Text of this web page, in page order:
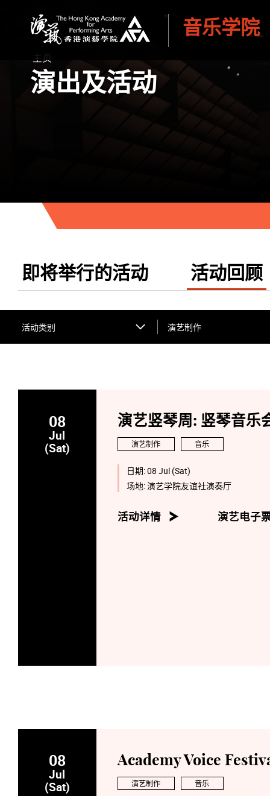
音乐学院
主页
演出及活动
即将举行的活动 活动回顾
活动类别 演艺制作
08
Jul
(Sat)
演艺竖琴周: 竖琴音乐
演艺制作 音乐
日期:08 Jul (Sat)
场地:演艺学院友谊社演奏厅
活动详情 演艺电子
08
Jul
(Sat)
Academy Voice
演艺制作 音乐